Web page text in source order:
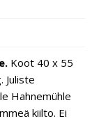
Koot 40 x 55
Juliste
Hahnemühle
kiilto. Ei